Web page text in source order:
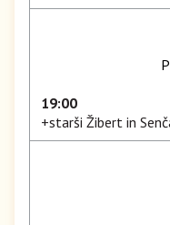
19:00
+starši Žibert in